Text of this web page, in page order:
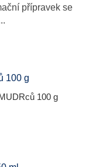
přípravek se
100 g